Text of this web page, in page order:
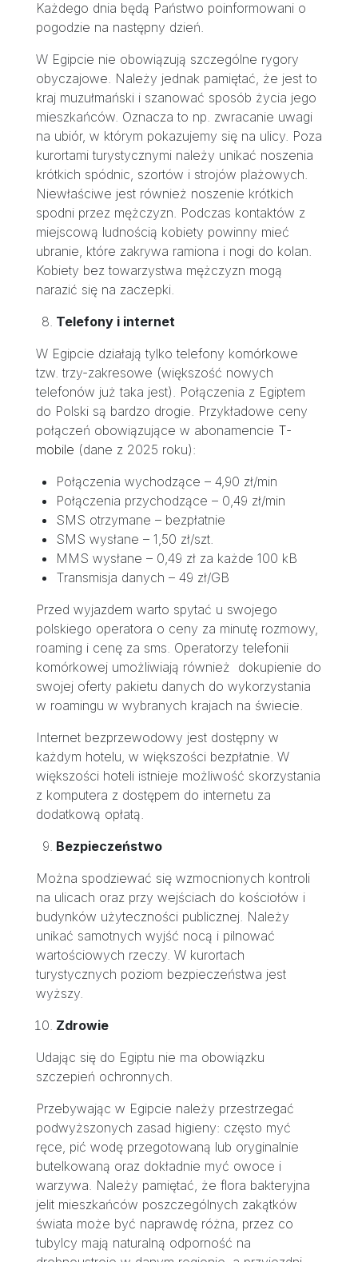
Każdego dnia będą Państwo poinformowani o
pogodzie na następny dzień.
W Egipcie nie obowiązują szczególne rygory
obyczajowe. Należy jednak pamiętać, że jest to
kraj muzułmański i szanować sposób życia jego
mieszkańców. Oznacza to np. zwracanie uwagi
na ubiór, w którym pokazujemy się na ulicy. Poza
kurortami turystycznymi należy unikać noszenia
krótkich spódnic, szortów i strojów plażowych.
Niewłaściwe jest również noszenie krótkich
spodni przez mężczyzn. Podczas kontaktów z
miejscową ludnością kobiety powinny mieć
ubranie, które zakrywa ramiona i nogi do kolan.
Kobiety bez towarzystwa mężczyzn mogą
narazić się na zaczepki.
Telefony i internet
W Egipcie działają tylko telefony komórkowe
tzw. trzy-zakresowe (większość nowych
telefonów już taka jest). Połączenia z Egiptem
do Polski są bardzo drogie. Przykładowe ceny
połączeń obowiązujące w abonamencie T-
mobile (dane z 2025 roku):
Połączenia wychodzące – 4,90 zł/min
Połączenia przychodzące – 0,49 zł/min
SMS otrzymane – bezpłatnie
SMS wysłane – 1,50 zł/szt.
MMS wysłane – 0,49 zł za każde 100 kB
Transmisja danych – 49 zł/GB
Przed wyjazdem warto spytać u swojego
polskiego operatora o ceny za minutę rozmowy,
roaming i cenę za sms. Operatorzy telefonii
komórkowej umożliwiają również dokupienie do
swojej oferty pakietu danych do wykorzystania
w roamingu w wybranych krajach na świecie.
Internet bezprzewodowy jest dostępny w
każdym hotelu, w większości bezpłatnie. W
większości hoteli istnieje możliwość skorzystania
z komputera z dostępem do internetu za
dodatkową opłatą.
Bezpieczeństwo
Można spodziewać się wzmocnionych kontroli
na ulicach oraz przy wejściach do kościołów i
budynków użyteczności publicznej. Należy
unikać samotnych wyjść nocą i pilnować
wartościowych rzeczy. W kurortach
turystycznych poziom bezpieczeństwa jest
wyższy.
Zdrowie
Udając się do Egiptu nie ma obowiązku
szczepień ochronnych.
Przebywając w Egipcie należy przestrzegać
podwyższonych zasad higieny: często myć
ręce, pić wodę przegotowaną lub oryginalnie
butelkowaną oraz dokładnie myć owoce i
warzywa. Należy pamiętać, że flora bakteryjna
jelit mieszkańców poszczególnych zakątków
świata może być naprawdę różna, przez co
tubylcy mają naturalną odporność na